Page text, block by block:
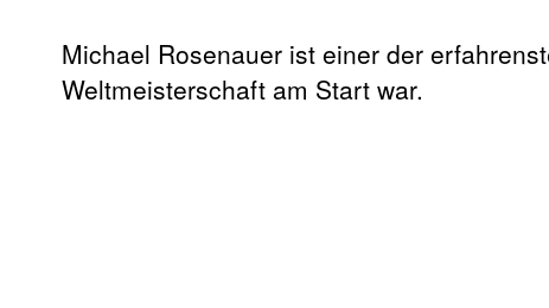
Michael Rosenauer ist einer der
Weltmeisterschaft am Start war.